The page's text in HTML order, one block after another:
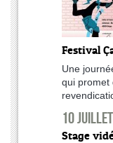
Festival
Une
qui promet
10
Stage